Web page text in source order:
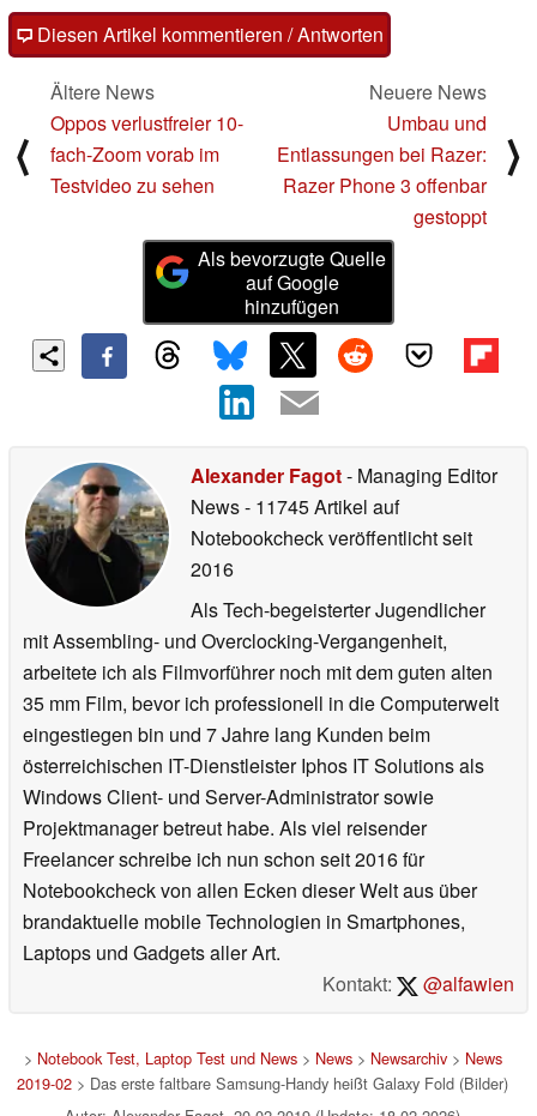
Diesen Artikel kommentieren / Antworten
⟨
Ältere News
Oppos verlustfreier 10-
fach-Zoom vorab im
Testvideo zu sehen
Neuere News
Umbau und
Entlassungen bei Razer:
Razer Phone 3 offenbar
gestoppt
⟩
Als bevorzugte Quelle
auf Google
hinzufügen
Alexander Fagot- Managing Editor
News- 11745 Artikel auf
Notebookcheck veröffentlichtseit
2016
Als Tech-begeisterter Jugendlicher
mit Assembling- und Overclocking-Vergangenheit,
arbeitete ich als Filmvorführer noch mit dem guten alten
35 mm Film, bevor ich professionell in die Computerwelt
eingestiegen bin und 7 Jahre lang Kunden beim
österreichischen IT-Dienstleister Iphos IT Solutions als
Windows Client- und Server-Administrator sowie
Projektmanager betreut habe. Als viel reisender
Freelancer schreibe ich nun schon seit 2016 für
Notebookcheck von allen Ecken dieser Welt aus über
brandaktuelle mobile Technologien in Smartphones,
Laptops und Gadgets aller Art.
Kontakt:
@alfawien
> Notebook Test, Laptop Test und News> News> Newsarchiv> News
2019-02 > Das erste faltbare Samsung-Handy heißt Galaxy Fold (Bilder)